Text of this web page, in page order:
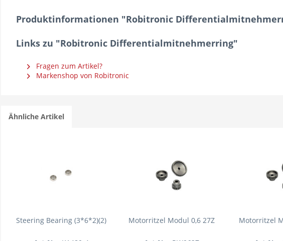
Produktinformationen "Robitronic
Links zu "Robitronic Differentialmitnehmerring"
Fragen zum Artikel?
Markenshop von Robitronic
Ähnliche Artikel
Steering Bearing (3*6*2)(2) Motorritzel Modul 0,6 27Z Motorritzel